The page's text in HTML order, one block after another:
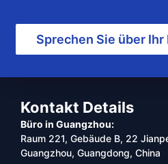
Sprechen Sie über Ihr
Kontakt Details
Büro in Guangzhou:
Raum 221, Gebäude B, 22
Guangzhou, Guangdong, China